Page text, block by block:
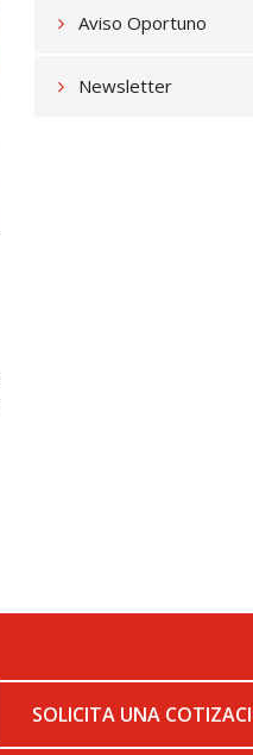
Aviso Oportuno
Newsletter
SOLICITA UNA